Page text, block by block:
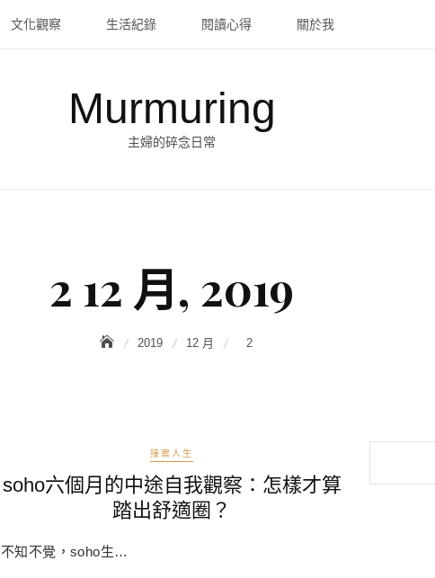
文化觀察 生活紀錄 閱讀心得 關於我
Murmuring
主婦的碎念日常
2 12 月, 2019
2019 12 月 2
接案人生
soho六個月的中途自我觀察：怎樣才算
踏出舒適圈？
不知不覺，soho生…